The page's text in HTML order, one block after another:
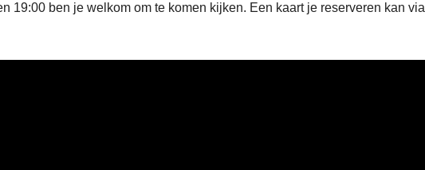
19:00 ben je welkom om te komen kijken. Een kaart je reserveren kan via